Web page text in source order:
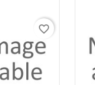
favorite_border